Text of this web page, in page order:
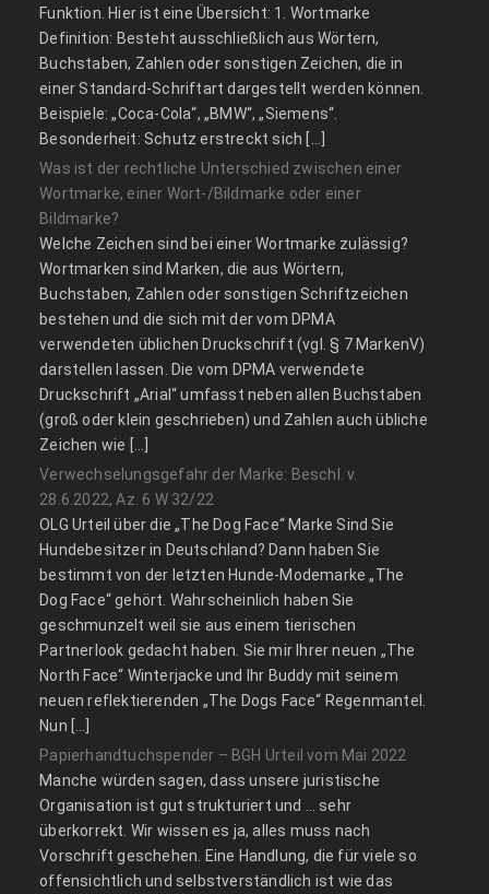
Funktion. Hier ist eine Übersicht: 1. Wortmarke
Definition: Besteht ausschließlich aus Wörtern,
Buchstaben, Zahlen oder sonstigen Zeichen, die in
einer Standard-Schriftart dargestellt werden können.
Beispiele: „Coca-Cola“, „BMW“, „Siemens“.
Besonderheit: Schutz erstreckt sich […]
Was ist der rechtliche Unterschied zwischen einer
Wortmarke, einer Wort-/Bildmarke oder einer
Bildmarke?
Welche Zeichen sind bei einer Wortmarke zulässig?
Wortmarken sind Marken, die aus Wörtern,
Buchstaben, Zahlen oder sonstigen Schriftzeichen
bestehen und die sich mit der vom DPMA
verwendeten üblichen Druckschrift (vgl. § 7 MarkenV)
darstellen lassen. Die vom DPMA verwendete
Druckschrift „Arial“ umfasst neben allen Buchstaben
(groß oder klein geschrieben) und Zahlen auch übliche
Zeichen wie […]
Verwechselungsgefahr der Marke: Beschl. v.
28.6.2022, Az. 6 W 32/22
OLG Urteil über die „The Dog Face“ Marke Sind Sie
Hundebesitzer in Deutschland? Dann haben Sie
bestimmt von der letzten Hunde-Modemarke „The
Dog Face“ gehört. Wahrscheinlich haben Sie
geschmunzelt weil sie aus einem tierischen
Partnerlook gedacht haben. Sie mir Ihrer neuen „The
North Face“ Winterjacke und Ihr Buddy mit seinem
neuen reflektierenden „The Dogs Face“ Regenmantel.
Nun […]
Papierhandtuchspender – BGH Urteil vom Mai 2022
Manche würden sagen, dass unsere juristische
Organisation ist gut strukturiert und … sehr
überkorrekt. Wir wissen es ja, alles muss nach
Vorschrift geschehen. Eine Handlung, die für viele so
offensichtlich und selbstverständlich ist wie das